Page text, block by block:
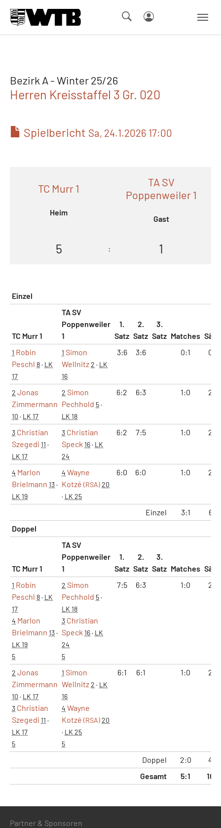
Bezirk A - Winter 25/26
Herren Kreisstaffel 3 Gr. 020
Spielbericht Sa, 24.1.2026 17:00
TC Murr 1
Heim
TA SV
Poppenweiler 1
Gast
5 : 1
Einzel
TC Murr 1
TA SV
Poppenweiler
1
1.
Satz
2.
Satz
3.
Satz Matches
1 Robin
Peschl 8· LK
17
1 Simon
Wellnitz2 · LK
16
3:6 3:6 0:1 0:2
2 Jonas
Zimmermann
10 · LK 17
2 Simon
Pechhold 5·
LK 18
6:2 6:3 1:0 2:0
3 Christian
Szegedi 11 ·
LK 17
3 Christian
Speck 16· LK
24
6:2 7:5 1:0 2:0
4 Marlon
Brielmann 13·
LK 19
4 Wayne
Kotzé (RSA)20
· LK 25
6:0 6:0 1:0 2:0
Einzel 3:1
6:2
Doppel
TC Murr 1
TA SV
Poppenweiler
1
1.
Satz
2.
Satz
3.
Satz Matches
1 Robin
Peschl 8· LK
17
4 Marlon
Brielmann 13·
LK 19
5
2 Simon
Pechhold 5·
LK 18
3 Christian
Speck 16· LK
24
5
7:5 6:3 1:0 2:0
2 Jonas
Zimmermann
10 · LK 17
3 Christian
Szegedi 11 ·
LK 17
5
1 Simon
Wellnitz2 · LK
16
4 Wayne
Kotzé (RSA)20
· LK 25
5
6:1 6:1 1:0 2:0
Doppel 2:0
4:0
Gesamt
5:1 10:2
Partner & Sponsoren